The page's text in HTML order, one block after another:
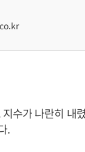
수가 나란히 내
.